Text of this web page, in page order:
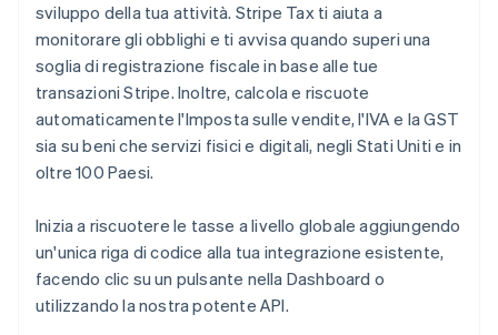
sviluppo della tua attività. Stripe Tax ti aiuta a
monitorare gli obblighi e ti avvisa quando superi una
soglia di registrazione fiscale in base alle tue
transazioni Stripe. Inoltre, calcola e riscuote
automaticamente l'Imposta sulle vendite, l'IVA e la GST
sia su beni che servizi fisici e digitali, negli Stati Uniti e in
oltre 100 Paesi.
Inizia a riscuotere le tasse a livello globale aggiungendo
un'unica riga di codice alla tua integrazione esistente,
facendo clic su un pulsante nella Dashboard o
utilizzando la nostra potente API.